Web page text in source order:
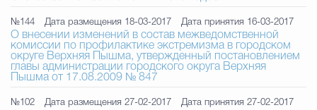
№144 Дата размещения 18-03-2017 Дата принятия 16-03-2017
О внесении изменений в состав межведомственной
комиссии по профилактике экстремизма в городском
округе Верхняя Пышма, утвержденный постановлением
главы администрации городского округа Верхняя
Пышма от 17.08.2009 № 847
№102 Дата размещения 27-02-2017 Дата принятия 27-02-2017